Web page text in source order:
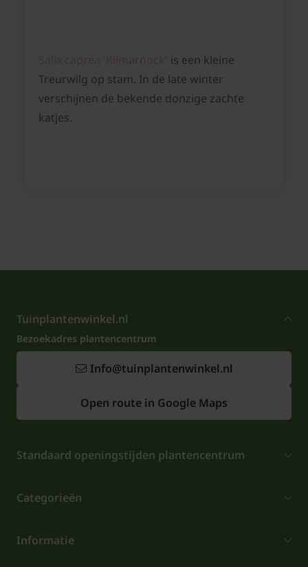
Salix caprea 'Kilmarnock' is een kleine
Treurwilg op stam. In de late winter
verschijnen de bekende donzige zachte
katjes.
Tuinplantenwinkel.nl
Bezoekadres plantencentrum
Info@tuinplantenwinkel.nl
Open route in Google Maps
Standaard openingstijden plantencentrum
Categorieën
Informatie